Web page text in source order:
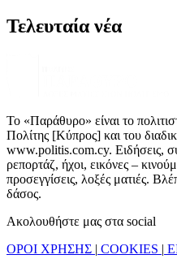
Τελευταία νέα
Το «Παράθυρο» είναι το
Πολίτης [Κύπρος] και του
www.politis.com.cy. Ειδήσεις,
ρεπορτάζ, ήχοι, εικόνες –
προσεγγίσεις, λοξές ματιές.
δάσος.
Ακολουθήστε μας στα social
ΟΡΟΙ ΧΡΗΣΗΣ | COOKIES |